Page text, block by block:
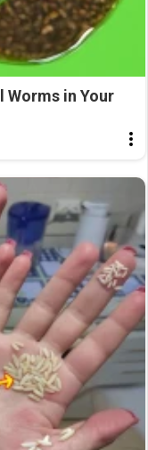
Worms in Your